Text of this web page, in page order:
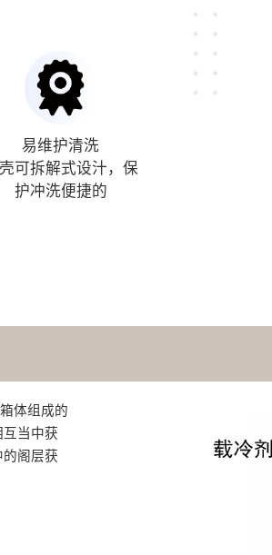
易维护清洗
可拆解式设汁，保
护冲洗便捷的
体组成的
当中获
阁层获